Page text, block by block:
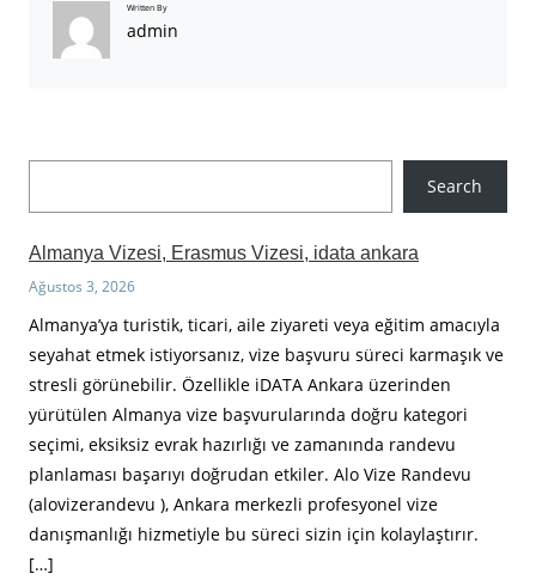
Written By
admin
Search
Almanya Vizesi, Erasmus Vizesi, idata ankara
Ağustos 3, 2026
Almanya’ya turistik, ticari, aile ziyareti veya eğitim amacıyla
seyahat etmek istiyorsanız, vize başvuru süreci karmaşık ve
stresli görünebilir. Özellikle iDATA Ankara üzerinden
yürütülen Almanya vize başvurularında doğru kategori
seçimi, eksiksiz evrak hazırlığı ve zamanında randevu
planlaması başarıyı doğrudan etkiler. Alo Vize Randevu
(alovizerandevu ), Ankara merkezli profesyonel vize
danışmanlığı hizmetiyle bu süreci sizin için kolaylaştırır.
[…]